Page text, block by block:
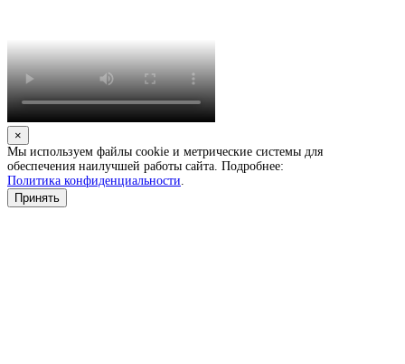
×
Мы используем файлы cookie и метрические системы для
обеспечения наилучшей работы сайта. Подробнее:
Политика конфиденциальности.
Принять